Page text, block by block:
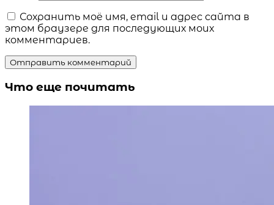
Сохранить моё имя, email и адрес сайта в
этом браузере для последующих моих
комментариев.
Что еще почитать